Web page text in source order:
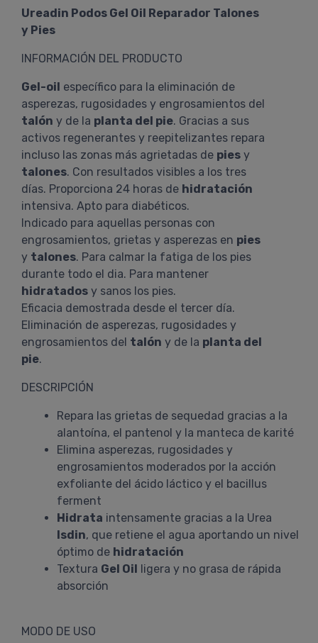
Ureadin Podos Gel Oil Reparador Talones
y Pies
INFORMACIÓN DEL PRODUCTO
Gel-oil específico para la eliminación de
asperezas, rugosidades y engrosamientos del
talón y de la planta del pie. Gracias a sus
activos regenerantes y reepitelizantes repara
incluso las zonas más agrietadas de pies y
talones. Con resultados visibles a los tres
días. Proporciona 24 horas de hidratación
intensiva. Apto para diabéticos.
Indicado para aquellas personas con
engrosamientos, grietas y asperezas en pies
y talones. Para calmar la fatiga de los pies
durante todo el dia. Para mantener
hidratados y sanos los pies.
Eficacia demostrada desde el tercer día.
Eliminación de asperezas, rugosidades y
engrosamientos del talón y de la planta del
pie.
DESCRIPCIÓN
Repara las grietas de sequedad gracias a la
alantoína, el pantenol y la manteca de karité
Elimina asperezas, rugosidades y
engrosamientos moderados por la acción
exfoliante del ácido láctico y el bacillus
ferment
Hidrata intensamente gracias a la Urea
Isdin, que retiene el agua aportando un nivel
óptimo de hidratación
Textura Gel Oil ligera y no grasa de rápida
absorción
MODO DE USO